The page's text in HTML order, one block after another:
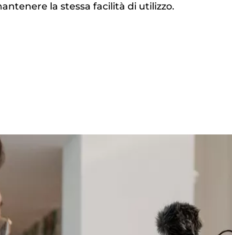
la stessa facilità di utilizzo.